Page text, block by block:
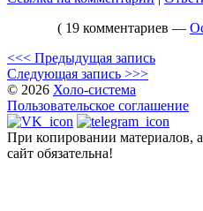
( 19 комментариев —
<<< Предыдущая запись
Следующая запись >>>
© 2026 Холо-система
Пользовательское соглашение
При копировании материалов,
сайт обязательна!